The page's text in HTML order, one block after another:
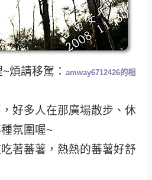
煩請移駕：amway6712426的相
好多人在那廣場散步、休
氛圍喔~
著蕃薯，熱熱的蕃薯好舒